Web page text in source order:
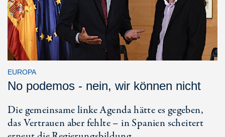
EUROPA
No podemos - nein, wir können nicht
Die gemeinsame linke Agenda hätte es gegeben,
das Vertrauen aber fehlte – in Spanien scheitert